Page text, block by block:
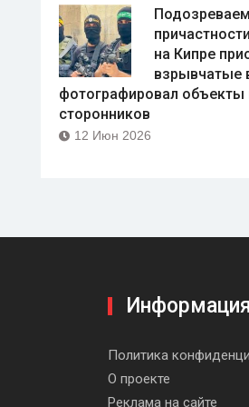
на Кипре
взрывчатые
фотографировал объекты
сторонников
12 Июн 2026
Информация
Политика
О проекте
Реклама на сайте